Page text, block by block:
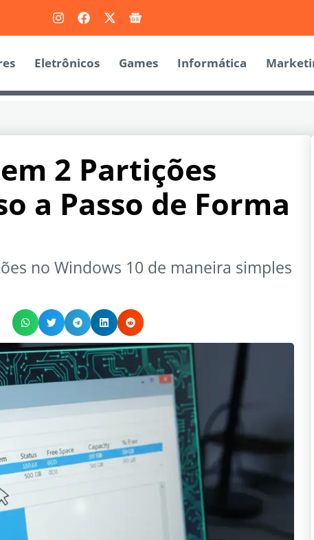
Eletrônicos Games Informática
2 Partições
a Passo de Forma
no Windows 10 de maneira simples